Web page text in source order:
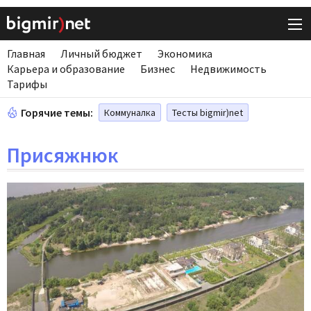
Главная Личный бюджет
Экономика
Карьера и образование
Бизнес
Недвижимость
Тарифы
Горячие темы: Коммуналка Тесты bigmir)net
Присяжнюк